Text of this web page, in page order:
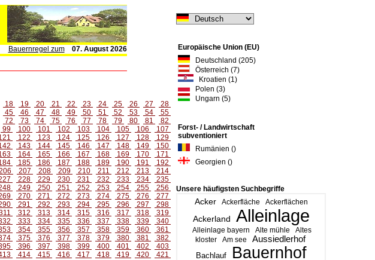
Bauernregel zum
07. August 2026
Europäische Union (EU)
Deutschland (205)
Österreich (7)
Kroatien (1)
Polen (3)
Ungarn (5)
Forst- / Landwirtschaft
subventioniert
Rumänien ()
Georgien ()
Unsere häufigsten Suchbegriffe
Acker Ackerfläche Ackerflächen
Ackerland Alleinlage
Alleinlage bayern Alte mühle
Altes
kloster
Am see Aussiedlerhof
Bachlauf Bauernhof
18 19 20 21 22 23 24 25 26 27
28
45 46 47 48 49 50 51 52 53 54
55
72 73 74 75 76 77 78 79 80 81
82
99 100 101 102 103 104 105 106
107
122 123 124 125 126 127 128
129
143 144 145 146 147 148 149
150
164 165 166 167 168 169 170
171
185 186 187 188 189 190 191
192
207 208 209 210 211 212 213
214
228 229 230 231 232 233 234
235
249 250 251 252 253 254 255
256
270 271 272 273 274 275 276
277
291 292 293 294 295 296 297
298
312 313 314 315 316 317 318
319
333 334 335 336 337 338 339
340
354 355 356 357 358 359 360
361
375 376 377 378 379 380 381
382
396 397 398 399 400 401 402
403
414 415 416 417 418 419 420 421